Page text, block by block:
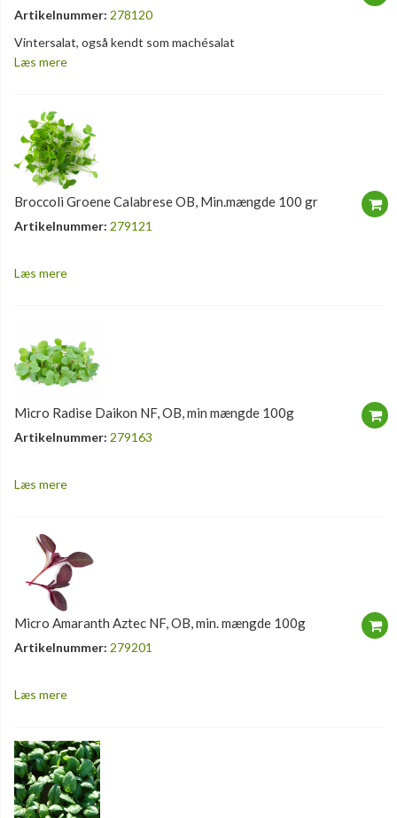
Artikelnummer: 278120
Vintersalat, også kendt som machésalat
Læs mere
Broccoli Groene Calabrese OB, Min.mængde 100 gr
Artikelnummer: 279121
Læs mere
Micro Radise Daikon NF, OB, min mængde 100g
Artikelnummer: 279163
Læs mere
Micro Amaranth Aztec NF, OB, min. mængde 100g
Artikelnummer: 279201
Læs mere